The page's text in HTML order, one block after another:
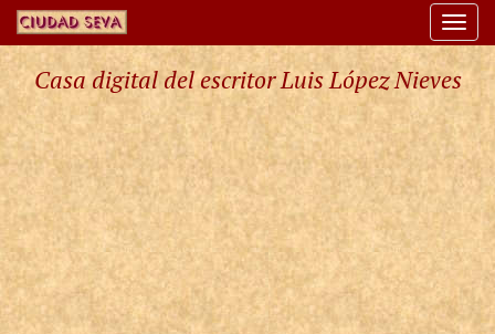
Casa digital del escritor Luis López Nieves